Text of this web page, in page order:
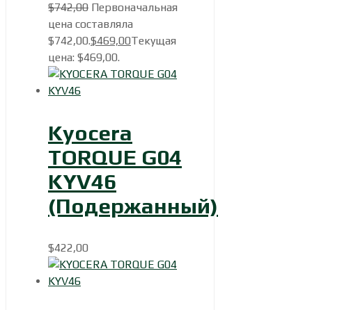
$742,00 Первоначальная
цена составляла
$742,00.$469,00Текущая
цена: $469,00.
Kyocera
TORQUE G04
KYV46
(Подержанный)
$422,00